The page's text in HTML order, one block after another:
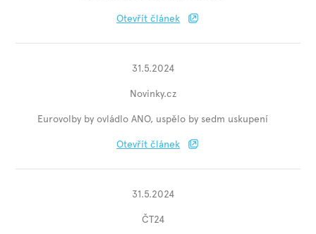
Otevřít článek
31.5.2024
Novinky.cz
Eurovolby by ovládlo ANO, uspělo by sedm uskupení
Otevřít článek
31.5.2024
ČT24